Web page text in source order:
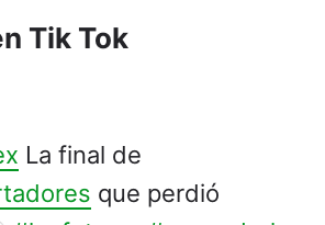
Tik Tok
La final de
que perdió